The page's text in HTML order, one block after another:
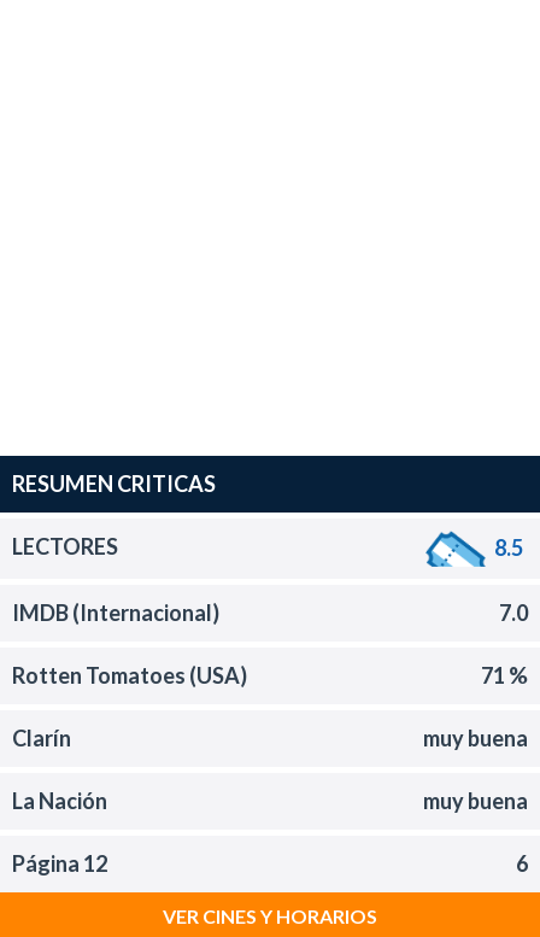
RESUMEN CRITICAS
LECTORES 8.5
IMDB (Internacional) 7.0
Rotten Tomatoes (USA) 71 %
Clarín muy buena
La Nación muy buena
Página 12 6
VER CINES Y HORARIOS